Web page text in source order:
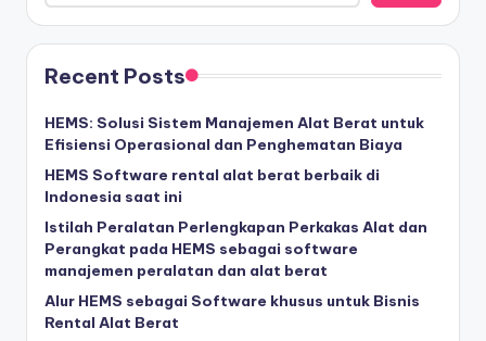
Recent Posts
HEMS: Solusi Sistem Manajemen Alat Berat untuk
Efisiensi Operasional dan Penghematan Biaya
HEMS Software rental alat berat berbaik di
Indonesia saat ini
Istilah Peralatan Perlengkapan Perkakas Alat dan
Perangkat pada HEMS sebagai software
manajemen peralatan dan alat berat
Alur HEMS sebagai Software khusus untuk Bisnis
Rental Alat Berat